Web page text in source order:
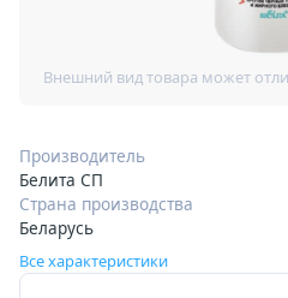
Производитель
Белита СП
Страна производства
Беларусь
Все характеристики